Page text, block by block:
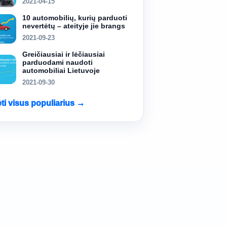
10 automobilių, kurių parduoti
nevertėtų – ateityje jie brangs
2021-09-23
Greičiausiai ir lėčiausiai
parduodami naudoti
automobiliai Lietuvoje
2021-09-30
visus populiarius →